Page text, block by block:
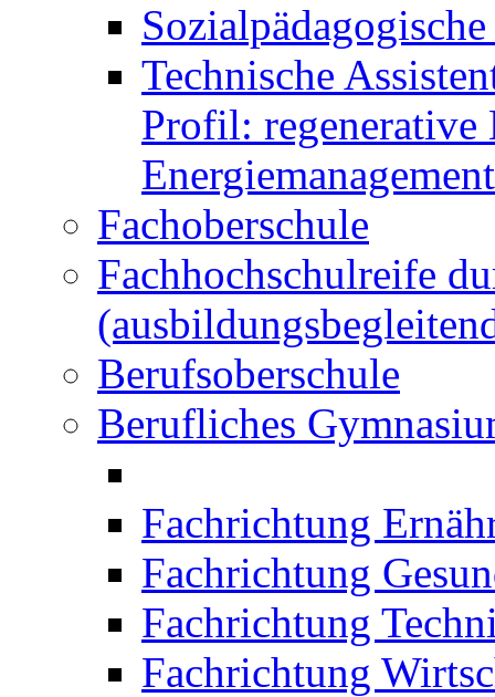
Technische
Profil: regenerative
Energiemanagement
Fachoberschule
Fachhochschulreife
Berufsoberschule
Berufliches
Fachrichtung
Fachrichtung
Fachrichtung
Fachrichtung